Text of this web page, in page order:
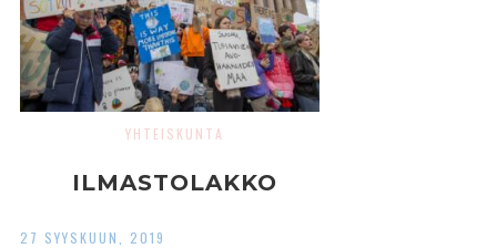
YHTEISKUNTA
ILMASTOLAKKO
27 SYYSKUUN, 2019